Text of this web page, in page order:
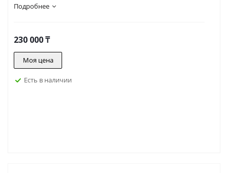
Подробнее
230 000₸
Моя цена
Есть в наличии